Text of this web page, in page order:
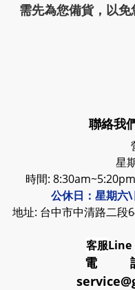
需先為您備貨，以
聯絡我
星
時間:
公休日：星期六
地址: 台中市中清路二段
客服Line
電 話